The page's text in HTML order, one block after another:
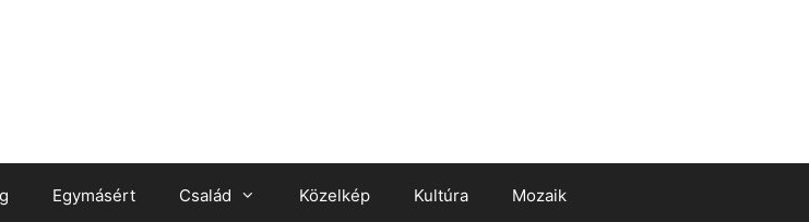
Egymásért Család Közelkép Kultúra Mozaik